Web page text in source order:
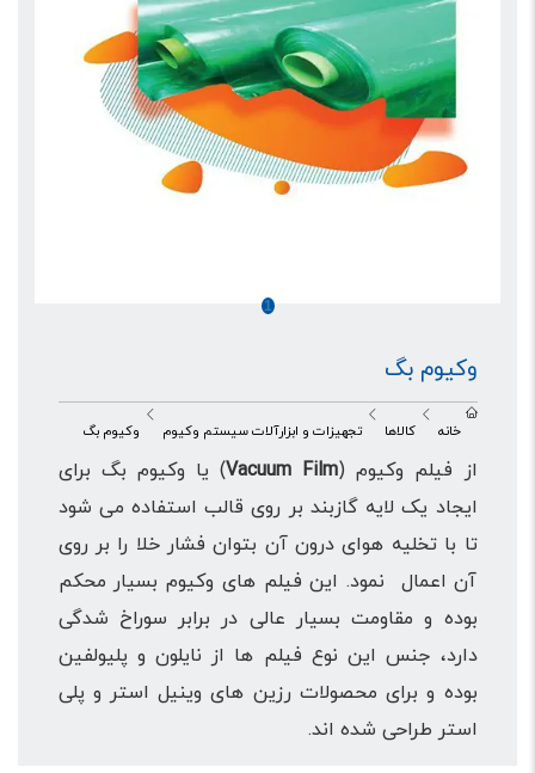
1
وکیوم بگ
خانه کالاها تجهیزات و ابزارآلات سیستم وکیوم وکیوم بگ
از فیلم وکیوم (Vacuum Film) یا وکیوم بگ برای
ایجاد یک لایه گازبند بر روی قالب استفاده می شود
تا با تخلیه هوای درون آن بتوان فشار خلا را بر روی
آن اعمال نمود. این فیلم های وکیوم بسیار محکم
بوده و مقاومت بسیار عالی در برابر سوراخ شدگی
دارد، جنس این نوع فیلم ها از نایلون و پلیولفین
بوده و برای محصولات رزین های وینیل استر و پلی
استر طراحی شده اند.